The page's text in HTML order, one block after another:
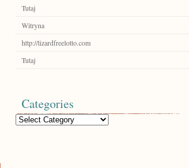
Tutaj
Witryna
http://lizardfreelotto.com
Tutaj
Categories
Categories